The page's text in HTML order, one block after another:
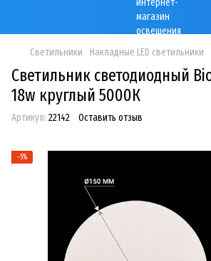
Светильники Накладные LED светильники
Светильник светодиодный
18w круглый 5000К
Артикул: 22142 Оставить отзыв
−5%